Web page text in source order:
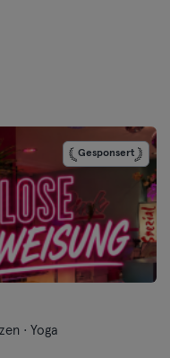
Gesponsert
· Yoga